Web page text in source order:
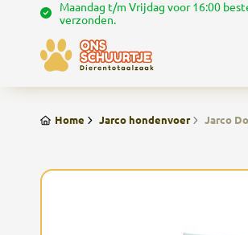
Maandag t/m Vrijdag voor 16:00
verzonden.
Home Jarco hondenvoer Jarco